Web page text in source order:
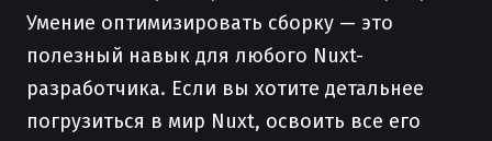
Умение оптимизировать сборку — это
полезный навык для любого Nuxt-
разработчика. Если вы хотите детальнее
погрузиться в мир Nuxt, освоить все его